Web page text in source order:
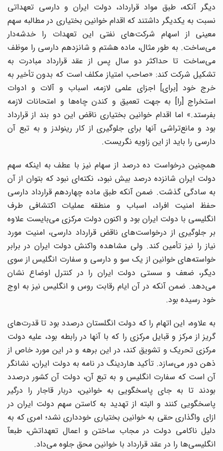
دیگر آنکه، طبق مواد قرارداد، دولت ایران و دارسی تعهداتی
نسبت به یکدیگر داشتند که اقدام خوانین بختیاری در مطالبه سهم
معینی از اسهام شرکتهای نفتی این تعهدات را خدشهدار
میساخت. به طور مثال، ماده هشتم و شانزدهم دارسی را موظف
میساخت تا حداکثر دو سال پس از عقد قرارداد مبادرت به
تشکیل شرکت کند: «صاحب امتیاز مکلف است که بدون تأخیر به
خرج خود]برای[اجزای علمی لازمه، اسباب و آلات و ادوات
استخراج]را [به جهت تعمیق و کندن چاهها و امتحانات لازمه
بفرستد.» اما اقدام خوانین بختیاری ناقض این دو بند از قرارداد
بود و مانعتراشی آنها برای جلوگیری از کار رینولدز و به تبع آن
دارسی را باید از این زاویه نگریست.
همچنین درخواست ده درصد از سهام نیز با عطف به اینکه سهم
دولت ایران شانزده درصد بیش نبود، نکتهای نبود که بتوان از آن
به سادگی گذشت. ضمن آنکه طبق ماده چهاردهم قرارداد دارسی
حفظ امنیت افراد، اسباب و منطقه عملیات اکتشافی طرف
انگلیسی با دولت ایران بود و اکنون دولت مرکزی میبایست علاوه
بر جلوگیری از درخواستهای ناقض قرارداد دارسی، امنیت مورد
نیاز را نیز تأمین کند. ولی مشاهده واکنش دولت ایران در برابر
خواستههای خوانین از یک سو و دارسی و سفارت انگلیس از سوی
دیگر، ضعف و سستی دولت ایران را در کنترل اوضاع نشان
میدهد. ضمن آنکه در آن ایام رقابت روس و انگلیس نیز به اوج
خود رسیده بود.
به علاوه، این اتهام را که دولت انگلستان درصدد بود تا قدرتهای
گریز از مرکز و قبایل مرکزی را که با آنها در رابطه بود، علیه دولت
مرکزی تحریک و تشویق کند، در این برهه و در این مورد خاص از
ذهن دور میسازد. تأکید هاردینگ در نامه به دولت ایران، نشانگر
آن است که سفارت انگلیس و به تبع آن، دولت آن کشور درصدد
بودند تا به جای پاسخگویی به خوانین، دربار قاجار را درگیر
پاسخگویی کنند و البته از تهدید به کاستن سهم دولت ایران در
ازای واگذاری حقی به خوانین بختیاری خودداری نشد؛ امری که به
دلیل ناکامی دولت در مجاب ساختن و اعمال تعهداتش، طبعآ
انگلیسیها را در عقد قرارداد با خوانین محق جلوه میداد.